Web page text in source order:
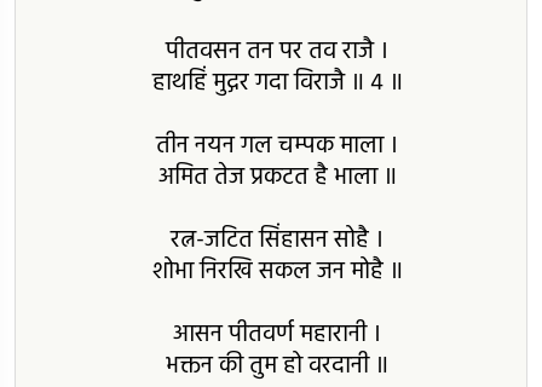
पीतवसन तन पर तव राजै ।
हाथहिं मुद्गर गदा विराजै ॥ 4 ॥
तीन नयन गल चम्पक माला ।
अमित तेज प्रकटत है भाला ॥
रत्न-जटित सिंहासन सोहै ।
शोभा निरखि सकल जन मोहै ॥
आसन पीतवर्ण महारानी ।
भक्तन की तुम हो वरदानी ॥